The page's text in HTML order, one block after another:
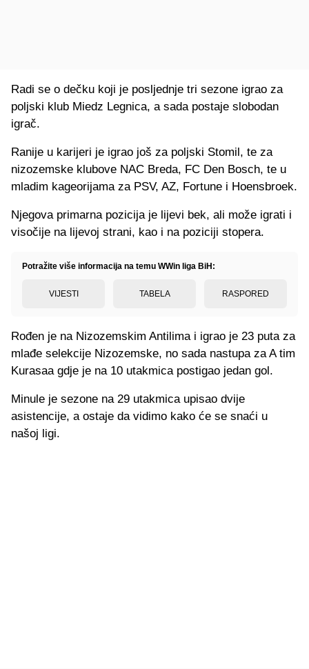
Radi se o dečku koji je posljednje tri sezone igrao za
poljski klub Miedz Legnica, a sada postaje slobodan
igrač.
Ranije u karijeri je igrao još za poljski Stomil, te za
nizozemske klubove NAC Breda, FC Den Bosch, te u
mladim kageorijama za PSV, AZ, Fortune i Hoensbroek.
Njegova primarna pozicija je lijevi bek, ali može igrati i
visočije na lijevoj strani, kao i na poziciji stopera.
Potražite više informacija na temu WWin liga BiH:
VIJESTI TABELA RASPORED
Rođen je na Nizozemskim Antilima i igrao je 23 puta za
mlađe selekcije Nizozemske, no sada nastupa za A tim
Kurasaa gdje je na 10 utakmica postigao jedan gol.
Minule je sezone na 29 utakmica upisao dvije
asistencije, a ostaje da vidimo kako će se snaći u
našoj ligi.